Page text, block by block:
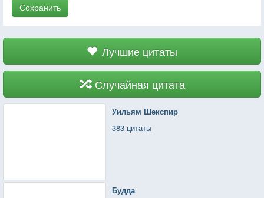
Сохранить
Лучшие цитаты
Случайная цитата
Уильям Шекспир
383 цитаты
Будда